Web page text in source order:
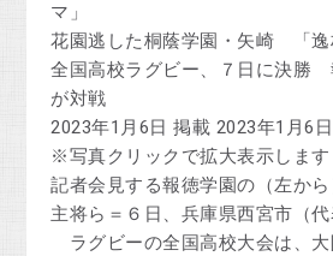
マ」
花園逃した桐蔭学園・矢崎 「逸
全国高校ラグビー、７日に決勝
が対戦
2023年1月6日 掲載 2023年1月6
※写真クリックで拡大表示します
記者会見する報徳学園の（左か
主将ら＝６日、兵庫県西宮市（代
ラグビーの全国高校大会は、